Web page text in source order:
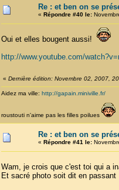
Re : et ben on se
« Répondre #40 le:
Oui et elles bougent aussi!
http://www.youtube.com/
« Dernière édition: Novembre 02, 2007,
Aidez ma ville: http://gapain.miniville.fr/
roustouti n'aime pas les filles poilues
Re : et ben on se
« Répondre #41 le:
Wam, je crois que c'est toi qui a
Et sacré photo soit dit en passant